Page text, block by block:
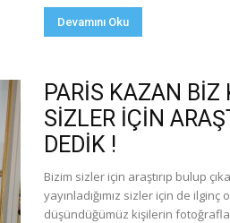
Devamını Oku
PARİS KAZAN BİZ
SİZLER İÇİN
DEDİK !
Bizim sizler için araştırıp bulup
yayınladığımız sizler için de ilginç
düşündüğümüz kişilerin